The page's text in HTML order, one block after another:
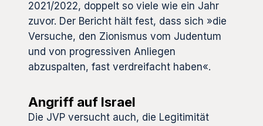
2021/2022, doppelt so viele wie ein Jahr
zuvor. Der Bericht hält fest, dass sich »die
Versuche, den Zionismus vom Judentum
und von progressiven Anliegen
abzuspalten, fast verdreifacht haben«.
Angriff auf Israel
Die JVP versucht auch, die Legitimität